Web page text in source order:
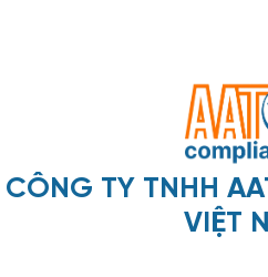
CÔNG TY TNHH
VIỆT